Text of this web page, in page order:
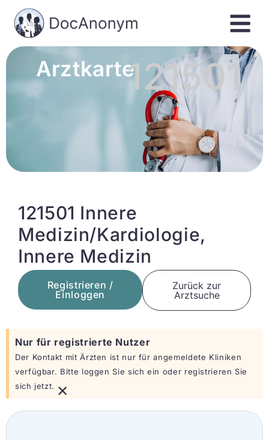
Arztkarte121501
121501 Innere
Medizin/Kardiologie,
Innere Medizin
Registrieren /
Einloggen
Zurück zur
Arztsuche
Nur für registrierte Nutzer
Der Kontakt mit Ärzten ist nur für angemeldete Kliniken
verfügbar. Bitte loggen Sie sich ein oder registrieren Sie
sich jetzt. ×